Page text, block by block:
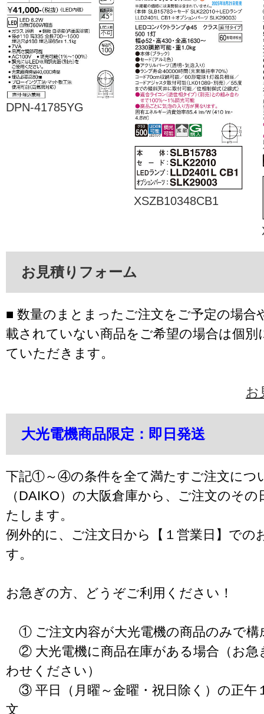
DPN-41785YG
XSZB10348CB1
お見積りフォーム
■ 数量のまとまったご注文をご予定の場合
載されていない商品をご希望の場合は個別
ていただきます。
お
大光電機商品限定：即日発送
下記①～④の条件を全て満たすご注文につ
（DAIKO）の大阪倉庫から、ご注文のそ
たします。
例外的に、ご注文日から【１営業日】での
す。
お急ぎの方、どうぞご利用ください！
① ご注文内容が大光電機の商品のみで構
② 大光電機に商品在庫がある場合（お急
わせください）
③ 平日（月曜～金曜・祝日除く）の正午
文